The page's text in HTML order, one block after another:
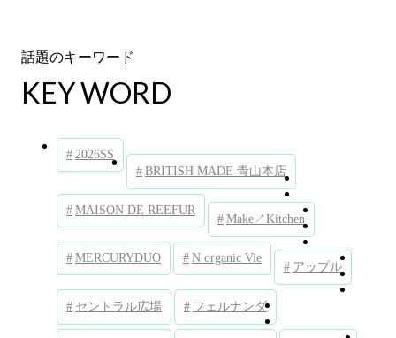
KEY WORD
2026SS
BRITISH MADE 青山本店
MAISON DE REEFUR
Make↗︎Kitchen
MERCURYDUO N organic Vie
アップル
セントラル広場 フェルナンダ